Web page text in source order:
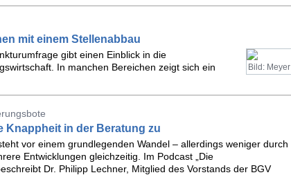
mit einem Stellenabbau
Bild: Meyer
gibt einen Einblick in die
In manchen Bereichen zeigt sich ein
Knappheit in der Beratung zu
vor einem grundlegenden Wandel – allerdings weniger durch
Entwicklungen gleichzeitig. Im Podcast „Die
Dr. Philipp Lechner, Mitglied des Vorstands der BGV